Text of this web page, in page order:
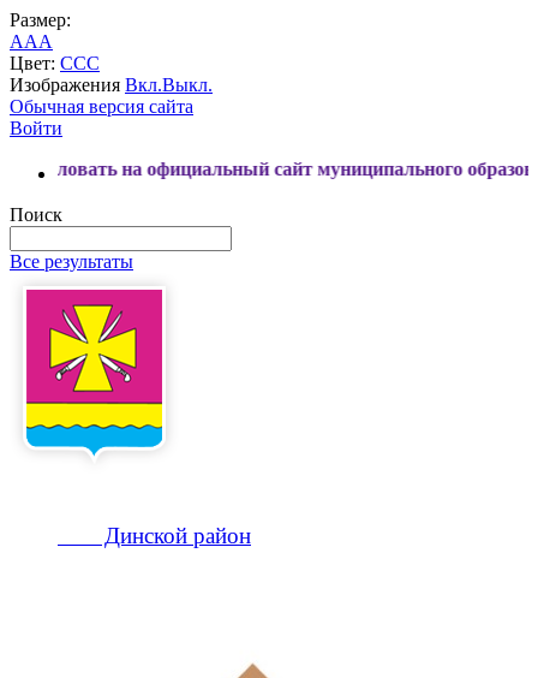
Размер:
AAA
Цвет: CCC
Изображения Вкл.Выкл.
Обычная версия сайта
Войти
на официальный сайт муниципального образования
Поиск
Все результаты
Динской район